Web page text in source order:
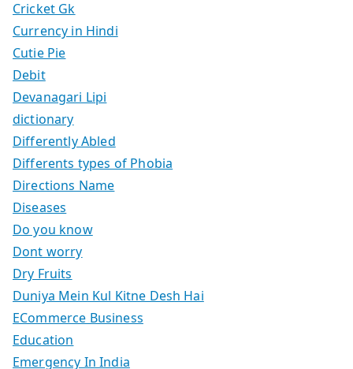
Cricket Gk
Currency in Hindi
Cutie Pie
Debit
Devanagari Lipi
dictionary
Differently Abled
Differents types of Phobia
Directions Name
Diseases
Do you know
Dont worry
Dry Fruits
Duniya Mein Kul Kitne Desh Hai
ECommerce Business
Education
Emergency In India